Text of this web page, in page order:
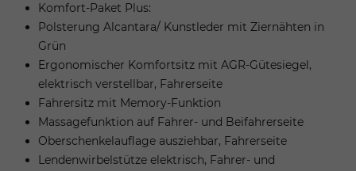
Komfort-Paket Plus:
Polsterung Alcantara/ Kunstleder mit Ziernähten in
Grün
Ergonomischer Komfortsitz mit AGR-Gütesiegel,
elektrisch verstellbar, Fahrerseite
Fahrersitz mit Memory-Funktion
Massagefunktion auf Fahrer- und Beifahrerseite
Oberschenkelauflage ausziehbar, Fahrerseite
Lendenwirbelstütze elektrisch, Fahrer- und